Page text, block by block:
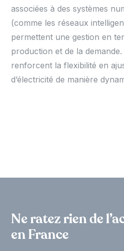
associées à des systèmes
(comme les réseaux
permettent une gestion en
production et de la
renforcent la flexibilité en
d’électricité de manière
Ne ratez rien de
en France